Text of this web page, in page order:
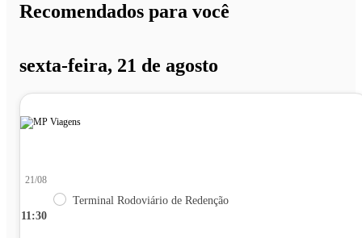
Recomendados para você
sexta-feira, 21 de agosto
11:30
21/08
Terminal Rodoviário de Redenção